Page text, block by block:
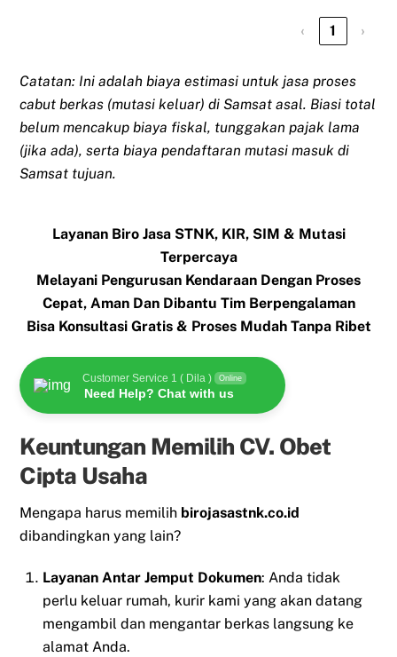
‹ 1 ›
Catatan: Ini adalah biaya estimasi untuk jasa proses
cabut berkas (mutasi keluar) di Samsat asal. Biasi total
belum mencakup biaya fiskal, tunggakan pajak lama
(jika ada), serta biaya pendaftaran mutasi masuk di
Samsat tujuan.
Layanan Biro Jasa STNK, KIR, SIM & Mutasi
Terpercaya
Melayani Pengurusan Kendaraan Dengan Proses
Cepat, Aman Dan Dibantu Tim Berpengalaman
Bisa Konsultasi Gratis & Proses Mudah Tanpa Ribet
Customer Service 1 ( Dila ) Online
Need Help? Chat with us
Keuntungan Memilih CV. Obet
Cipta Usaha
Mengapa harus memilih birojasastnk.co.id
dibandingkan yang lain?
Layanan Antar Jemput Dokumen: Anda tidak
perlu keluar rumah, kurir kami yang akan datang
mengambil dan mengantar berkas langsung ke
alamat Anda.